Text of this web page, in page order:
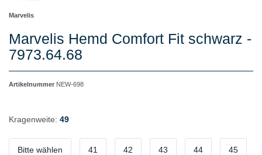
Marvelis
Marvelis Hemd Comfort Fit schwarz -
7973.64.68
Artikelnummer NEW-698
Kragenweite: 49
Bitte wählen 41 42 43 44 45